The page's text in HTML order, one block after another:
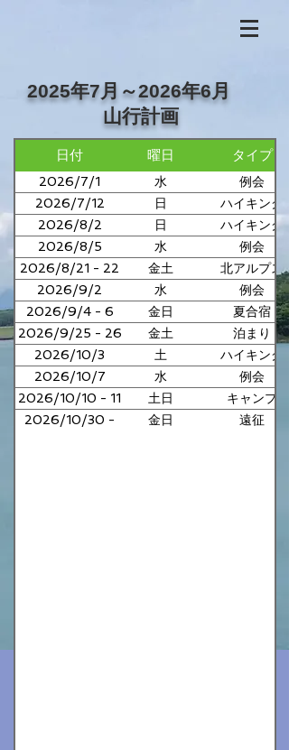
2025年7月～2026年6月
山行計画
日付 曜日 タイプ
2026/7/1 水
例会
2026/7/12
日
ハイキング
2026/8/2
日
ハイキング
2026/8/5
水
例会
2026/8/21 - 22
金土
北アルプス
2026/9/2
水
例会
2026/9/4 - 6
金日
夏合宿
2026/9/25 - 26
金土
泊まり
2026/10/3
土
ハイキング
2026/10/7
水
例会
2026/10/10 - 11
土日
キャンプ
2026/10/30 -
金日 遠征